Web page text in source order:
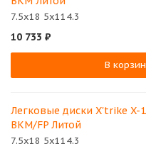
7.5x18 5x114.3
10 733 ₽
В
Легковые диски X'trike X-
BKM/FP Литой
7.5x18 5x114.3